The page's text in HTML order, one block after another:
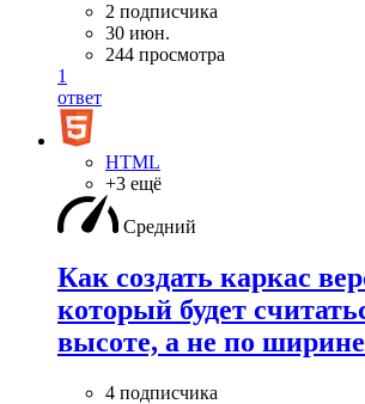
2 подписчика
30 июн.
244 просмотра
1
ответ
HTML
+3 ещё
Средний
Как создать каркас
который будет
высоте, а не по
4 подписчика